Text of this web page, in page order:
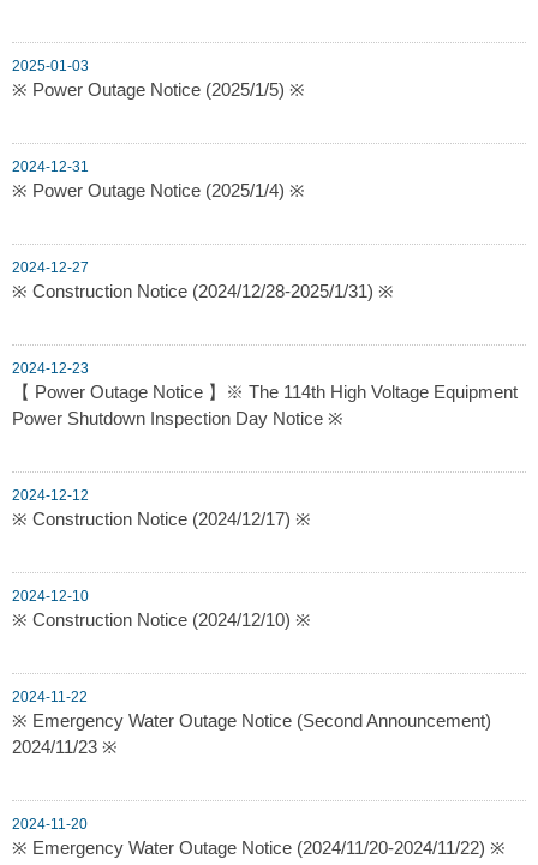
2025-01-03
※ Power Outage Notice (2025/1/5) ※
2024-12-31
※ Power Outage Notice (2025/1/4) ※
2024-12-27
※ Construction Notice (2024/12/28-2025/1/31) ※
2024-12-23
【 Power Outage Notice 】※ The 114th High Voltage Equipment
Power Shutdown Inspection Day Notice ※
2024-12-12
※ Construction Notice (2024/12/17) ※
2024-12-10
※ Construction Notice (2024/12/10) ※
2024-11-22
※ Emergency Water Outage Notice (Second Announcement)
2024/11/23 ※
2024-11-20
※ Emergency Water Outage Notice (2024/11/20-2024/11/22) ※